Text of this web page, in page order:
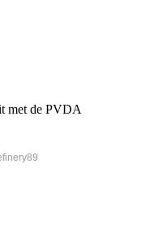
met de PVDA